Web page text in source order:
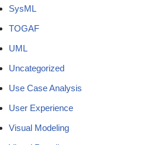
SysML
TOGAF
UML
Uncategorized
Use Case Analysis
User Experience
Visual Modeling